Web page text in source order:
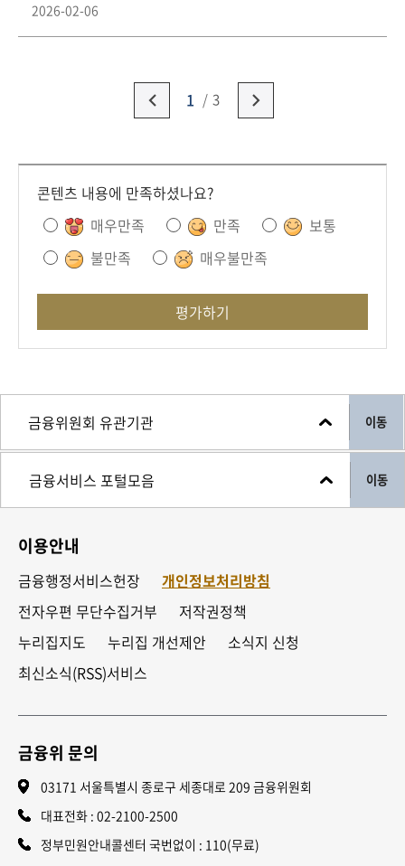
2026-02-06
1 3
콘텐츠 내용에 만족하셨나요?
매우만족
만족
보통
불만족
매우불만족
평가하기
이동
이동
이용안내
금융행정서비스헌장
개인정보처리방침
전자우편 무단수집거부
저작권정책
누리집지도
누리집 개선제안
소식지 신청
최신소식(RSS)서비스
금융위 문의
03171 서울특별시 종로구 세종대로 209 금융위원회
대표전화 : 02-2100-2500
정부민원안내콜센터 국번없이 : 110(무료)